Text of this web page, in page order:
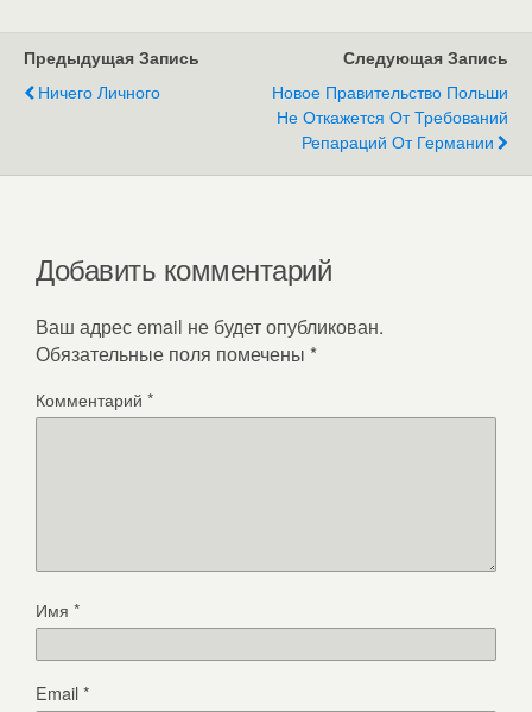
Предыдущая Запись
Ничего Личного
Следующая Запись
Новое Правительство Польши
Не Откажется От Требований
Репараций От Германии
Добавить комментарий
Ваш адрес email не будет опубликован.
Обязательные поля помечены *
Комментарий *
Имя *
Email*